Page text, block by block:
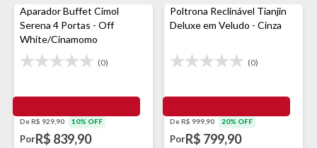
Aparador Buffet Cimol
Serena 4 Portas - Off
White/Cinamomo
(0)
De R$ 929,90 10% OFF
PorR$ 839,90
Poltrona Reclinável Tianjin
Deluxe em Veludo - Cinza
(0)
De R$ 999,90 20% OFF
PorR$ 799,90